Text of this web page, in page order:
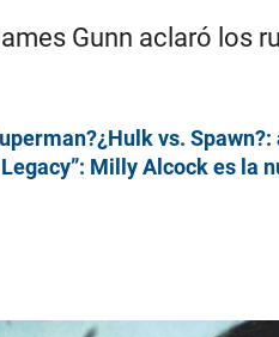
Gunn aclaró los
vs.
Milly Alcock es la